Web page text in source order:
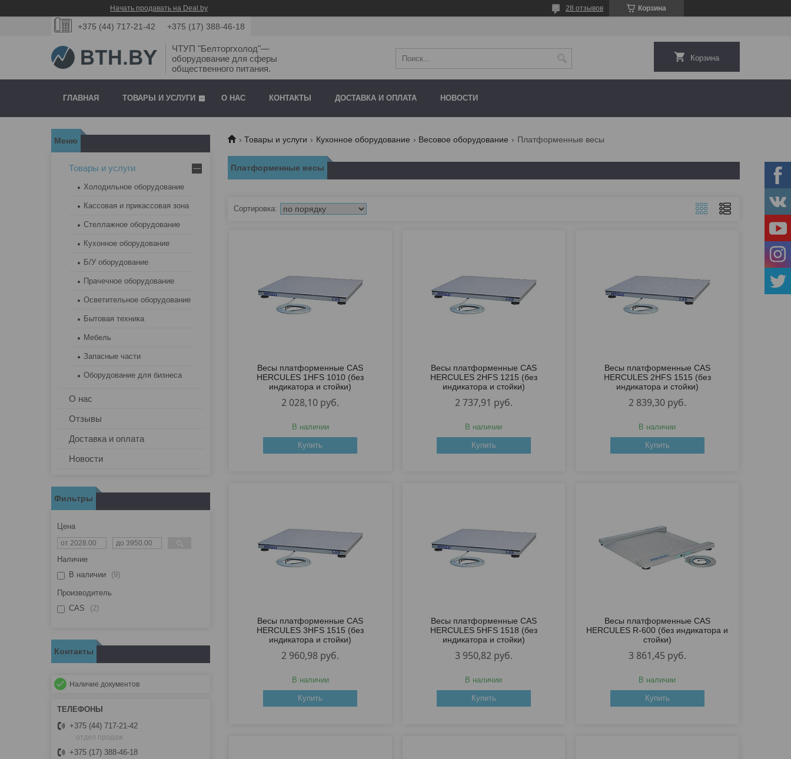
Начать продавать на Deal.by Корзина
28 отзывов
+375 (44) 717-21-42 +375 (17) 388-46-18
ЧТУП "Белторгхолод"—
оборудование для сферы
общественного питания.
Корзина
ГЛАВНАЯ ТОВАРЫ И УСЛУГИ О НАС КОНТАКТЫ ДОСТАВКА И ОПЛАТА НОВОСТИ
Товары и услуги Кухонное оборудование Весовое оборудование Платформенные весы
Платформенные весы
Весы платформенные CAS
HERCULES 1HFS 1010 (без
индикатора и стойки)
2 028,10 руб.
В наличии
Купить
Весы платформенные CAS
HERCULES 2HFS 1215 (без
индикатора и стойки)
2 737,91 руб.
В наличии
Купить
Весы платформенные CAS
HERCULES 2HFS 1515 (без
индикатора и стойки)
2 839,30 руб.
В наличии
Купить
Весы платформенные CAS
HERCULES 3HFS 1515 (без
индикатора и стойки)
2 960,98 руб.
В наличии
Купить
Весы платформенные CAS
HERCULES 5HFS 1518 (без
индикатора и стойки)
3 950,82 руб.
В наличии
Купить
Весы платформенные CAS
HERCULES R-600 (без индикатора и
стойки)
3 861,45 руб.
В наличии
Купить
Товары и услуги
Холодильное оборудование
Кассовая и прикассовая зона
Стеллажное оборудование
Кухонное оборудование
Б/У оборудование
Прачечное оборудование
Осветительное оборудование
Бытовая техника
Мебель
Запасные части
Оборудование для бизнеса
О нас
Отзывы
Доставка и оплата
Новости
Фильтры
Цена
Наличие
В наличии
9
Производитель
CAS
2
Контакты
Наличие документов
+375 (44) 717-21-42
отдел продаж
+375 (17) 388-46-18